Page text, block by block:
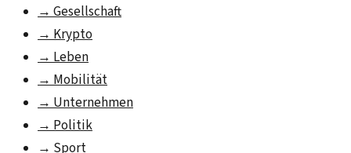
→Gesellschaft
→Krypto
→Leben
→Mobilität
→Unternehmen
→Politik
→ Sport